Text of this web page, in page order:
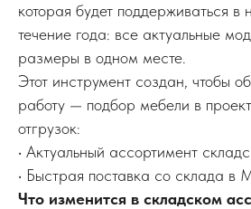
которая будет поддерживаться в
течение года: все актуальные
размеры в одном месте.
Этот инструмент создан, чтобы
работу — подбор мебели в
отгрузок:
• Актуальный ассортимент
• Быстрая поставка со склада в
Что изменится в складском